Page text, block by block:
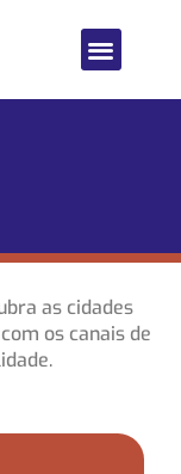
as cidades
os canais de